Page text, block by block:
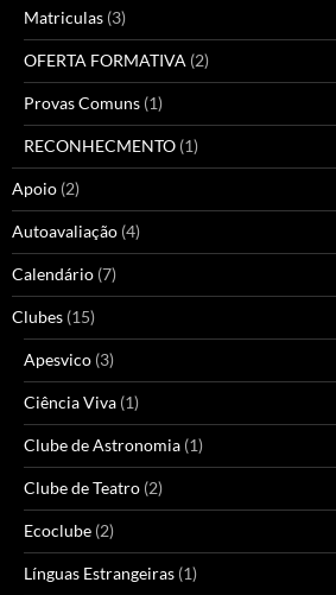
Matriculas (3)
OFERTA FORMATIVA (2)
Provas Comuns (1)
RECONHECMENTO (1)
Apoio (2)
Autoavaliação (4)
Calendário (7)
Clubes (15)
Apesvico (3)
Ciência Viva (1)
Clube de Astronomia (1)
Clube de Teatro (2)
Ecoclube (2)
Línguas Estrangeiras (1)